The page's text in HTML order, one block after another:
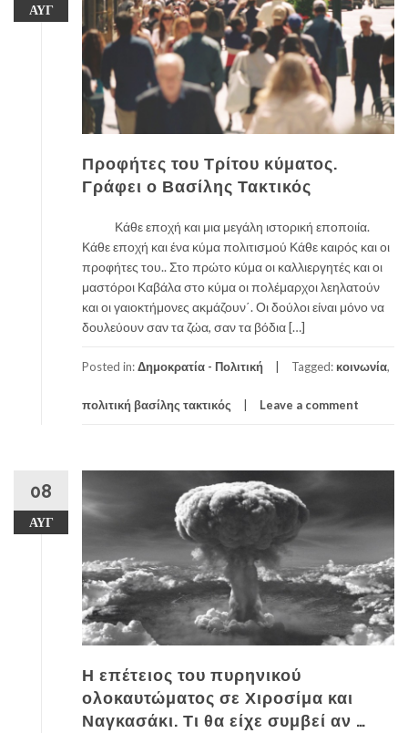
ΑΥΓ
Προφήτες του Τρίτου κύματος.
Γράφει ο Βασίλης Τακτικός
Κάθε εποχή και μια μεγάλη ιστορική εποποιία.
Κάθε εποχή και ένα κύμα πολιτισμού Κάθε καιρός και οι
προφήτες του.. Στο πρώτο κύμα οι καλλιεργητές και οι
μαστόροι Καβάλα στο κύμα οι πολέμαρχοι λεηλατούν
και οι γαιοκτήμονες ακμάζουν΄. Οι δούλοι είναι μόνο να
δουλεύουν σαν τα ζώα, σαν τα βόδια […]
Posted in:Δημοκρατία - Πολιτική Tagged: κοινωνία,
πολιτική βασίλης τακτικός Leave a comment
08
ΑΥΓ
Η επέτειος του πυρηνικού
ολοκαυτώματος σε Χιροσίμα και
Ναγκασάκι. Τι θα είχε συμβεί αν …